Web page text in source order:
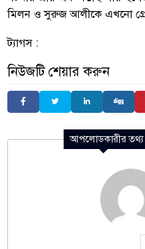
মিলন ও সুরুজ আলীকে এখনো
ট্যাগস :
নিউজটি শেয়ার করুন
আপলোডকারীর তথ্য